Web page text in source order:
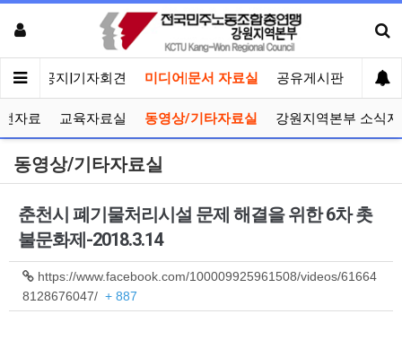
인 공지|기자회견 미디어|문서 자료실 공유게시판 선거
자료 교육자료실 동영상/기타자료실 강원지역본부 소식지
동영상/기타자료실
춘천시 폐기물처리시설 문제 해결을 위한 6차 촛
불문화제-2018.3.14
https://www.facebook.com/100009925961508/videos/61664
8128676047/ + 887